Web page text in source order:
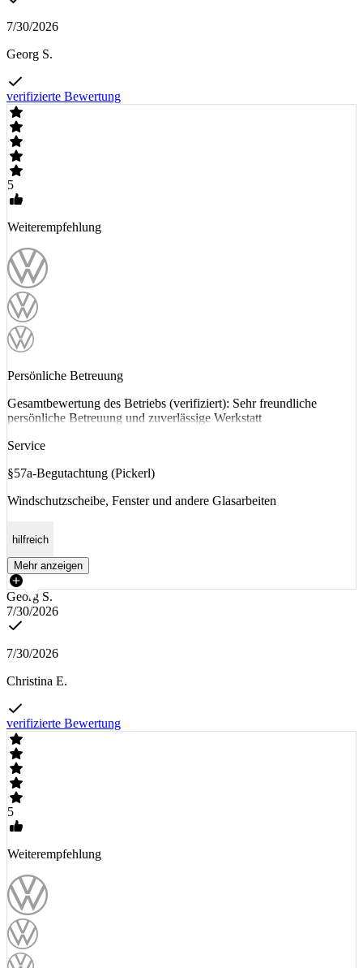
7/30/2026
Georg S.
verifizierte Bewertung
5
Weiterempfehlung
Persönliche Betreuung
Gesamtbewertung des Betriebs (verifiziert): Sehr freundliche
persönliche Betreuung und zuverlässige Werkstatt
Service
§57a-Begutachtung (Pickerl)
Windschutzscheibe, Fenster und andere Glasarbeiten
hilfreich
Mehr anzeigen
Georg S.
7/30/2026
7/30/2026
Christina E.
verifizierte Bewertung
5
Weiterempfehlung